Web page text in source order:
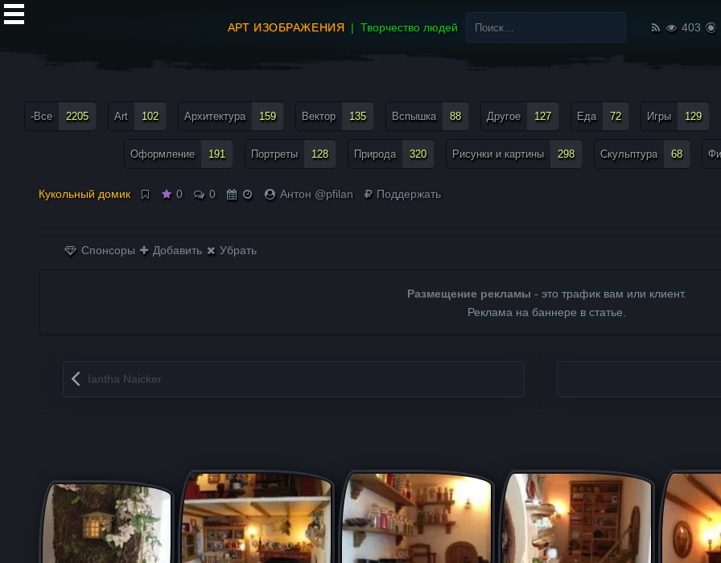
АРТ ИЗОБРАЖЕНИЯ Творчество людей
Найти:
403
-Все 2205 Art 102 Архитектура 159 Вектор 135 Вспышка 88 Другое 127 Еда 72 Игры 129
Оформление 191 Портреты 128 Природа 320 Рисунки и картины 298 Скульптура 68
Кукольный домик 0 0 Антон @pfilan Поддержать
Спонсоры Добавить Убрать
Размещение рекламы - это трафик вам или клиент.
Реклама на баннере в статье.
Запись навигация
Iantha Naicker